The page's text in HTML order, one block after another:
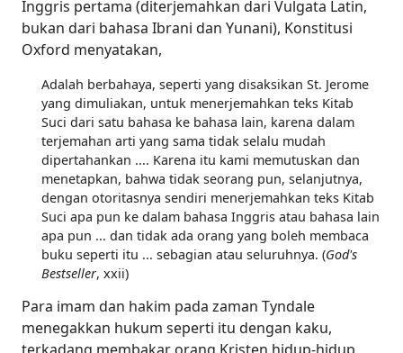
Inggris pertama (diterjemahkan dari Vulgata Latin,
bukan dari bahasa Ibrani dan Yunani), Konstitusi
Oxford menyatakan,
Adalah berbahaya, seperti yang disaksikan St. Jerome
yang dimuliakan, untuk menerjemahkan teks Kitab
Suci dari satu bahasa ke bahasa lain, karena dalam
terjemahan arti yang sama tidak selalu mudah
dipertahankan .... Karena itu kami memutuskan dan
menetapkan, bahwa tidak seorang pun, selanjutnya,
dengan otoritasnya sendiri menerjemahkan teks Kitab
Suci apa pun ke dalam bahasa Inggris atau bahasa lain
apa pun ... dan tidak ada orang yang boleh membaca
buku seperti itu ... sebagian atau seluruhnya. (God's
Bestseller, xxii)
Para imam dan hakim pada zaman Tyndale
menegakkan hukum seperti itu dengan kaku,